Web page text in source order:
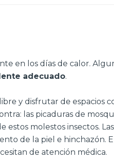
en los días de calor.
adecuado.
y disfrutar de espacios
las picaduras de
estos molestos insectos. Las
de la piel e hinchazón.
de atención médica.